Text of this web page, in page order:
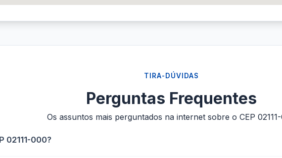
TIRA-DÚVIDAS
Perguntas Frequentes
Os assuntos mais perguntados na internet sobre o CEP
02111-000?